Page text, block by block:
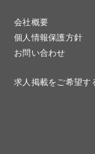
会社概要
個人情報保護方針
お問い合わせ
求人掲載をご希望す